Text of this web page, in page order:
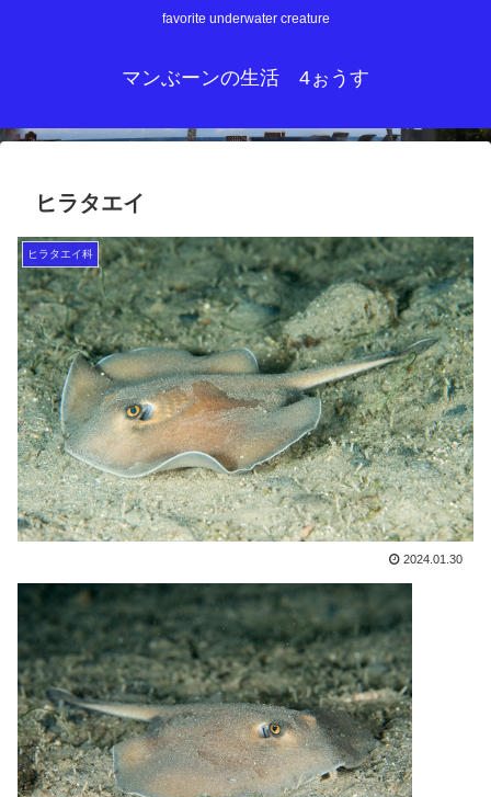
favorite underwater creature
マンぶーンの生活 4ぉうす
ヒラタエイ
ヒラタエイ科
2024.01.30